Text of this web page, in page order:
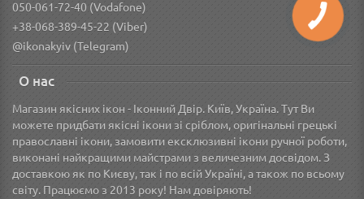
050-061-72-40 (Vodafone)
+38-068-389-45-22 (Viber)
@ikonakyiv (Telegram)
О нас
Магазин якісних ікон - Іконний Двір. Київ, Україна. Тут Ви
можете придбати якісні ікони зі сріблом, оригінальні грецькі
православні ікони, замовити ексклюзивні ікони ручної роботи,
виконані найкращими майстрами з величезним досвідом. З
доставкою як по Києву, так і по всій Україні, а також по всьому
світу. Працюємо з 2013 року! Нам довіряють!